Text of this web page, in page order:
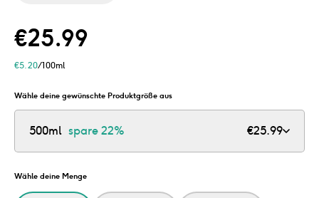
nach und spare 76% Plastik
In praktischer Pumpflasche
€25.99
€5.20/100ml
Wähle deine gewünschte Produktgröße aus
500ml spare22% €25.99
Wähle deine Menge